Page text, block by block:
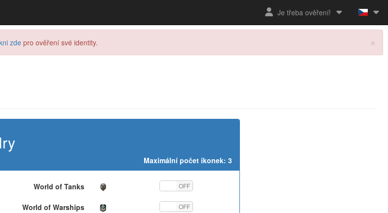
Je třeba ověření!
×
zde pro ověření své identity.
Maximální počet ikonek: 3
World of Tanks OFF
World of Warships OFF